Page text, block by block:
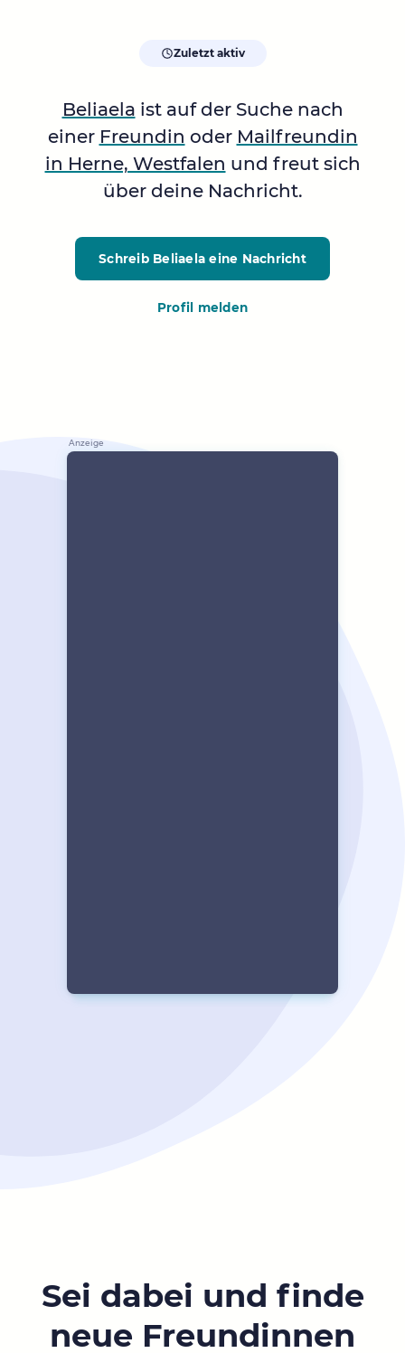
Zuletzt aktiv
Beliaela ist auf der Suche nach
einer Freundin oder Mailfreundin
in Herne, Westfalen und freut sich
über deine Nachricht.
Schreib Beliaela eine Nachricht
Profil melden
Sei dabei und finde
neue Freundinnen